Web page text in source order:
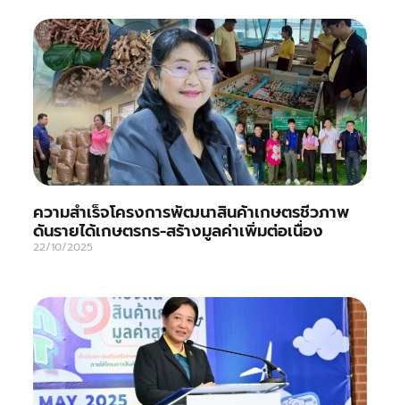
ความสำเร็จโครงการพัฒนาสินค้าเกษตรชีวภาพ
ดันรายได้เกษตรกร-สร้างมูลค่าเพิ่มต่อเนื่อง
22/10/2025